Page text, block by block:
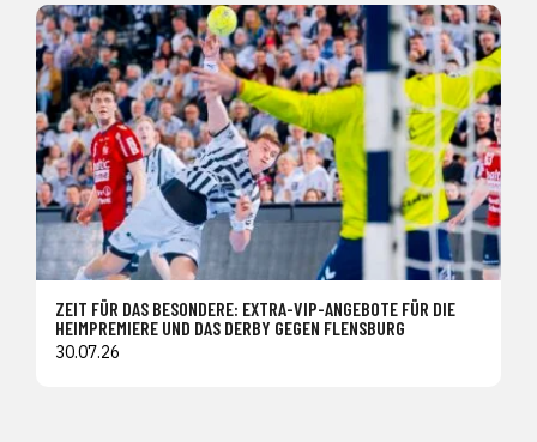
ZEIT FÜR DAS BESONDERE: EXTRA-VIP-ANGEBOTE FÜR DIE
HEIMPREMIERE UND DAS DERBY GEGEN FLENSBURG
30.07.26